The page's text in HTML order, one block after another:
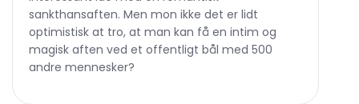
sankthansaften. Men mon ikke det er lidt
optimistisk at tro, at man kan få en intim og
magisk aften ved et offentligt bål med 500
andre mennesker?